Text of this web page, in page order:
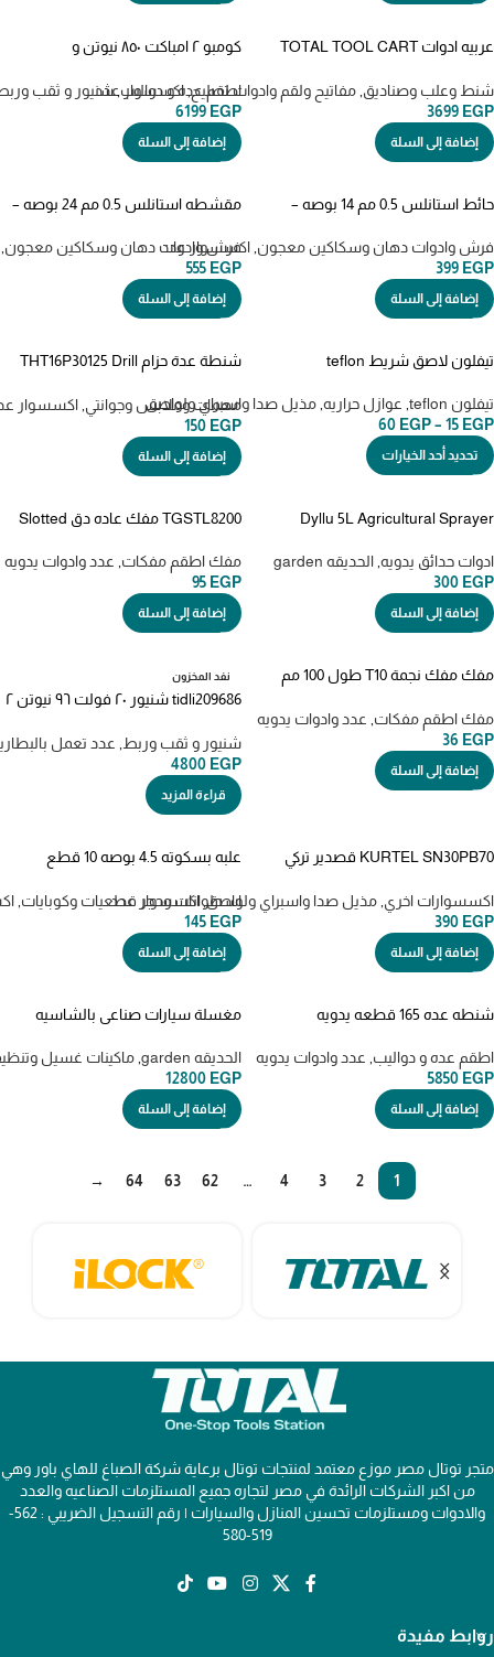
عربيه ادوات TOTAL TOOL CART
شنط وعلب وصناديق مفاتيح ولقم وادوات تصليح,اكسسوار عدد
3699 EGP
إضافة إلى السلة
كومبو ٢ امباكت ٨٥٠ نيوتن و
TOSLI260285
اطقم عده و دواليب,شنيور و ثقب
6199 EGP
إضافة إلى السلة
حائط استانلس 0.5 مم 14 بوصه –
فرش وادوات دهان وسكاكين معجون اكسسوار عدد
399 EGP
إضافة إلى السلة
مقشطه استانلس 0.5 مم 24 بوصه –
فرش وادوات دهان وسكاكين معجون
555 EGP
إضافة إلى السلة
تيفلون لاصق شريط teflon
تيفلون teflon عوازل حراريه مذيل صدا واسبراي ولواصق
15 EGP
–
60 EGP
تحديد أحد الخيارات
شنطة عدة حزام THT16P30125 Drill
مهمات وملابس وجوانتي اكسسوار
150 EGP
إضافة إلى السلة
Dyllu 5L Agricultural Sprayer
Efficient Plant Care & Outdoor Us
ادوات حدائق يدويه,الحديقه garden
300 EGP
إضافة إلى السلة
TGSTL8200 مفك عاده دق Slotted
200mm
مفك اطقم مفكات, عدد وادوات يدويه
95 EGP
إضافة إلى السلة
مفك مفك نجمة T10 طول 100 مم
مفك اطقم مفكات عدد وادوات يدويه
36 EGP
إضافة إلى السلة
نفد المخزون
tidli209686 شنيور ٢٠ فولت ٩٦ نيوتن ٢
شنيور و ثقب وربط
عدد تعمل
4800 EGP
قراءة المزيد
KURTEL SN30PB70 قصدير تركي
اكسسوارات اخري مذيل صدا واسبراي ولواصق,اكسسوار عدد
390 EGP
إضافة إلى السلة
علبه بسكوته 4.5 بوصه 10 قطع
اسطوانات وحجر قطعيات وكوبايات
145 EGP
إضافة إلى السلة
شنطه عده 165 قطعه يدويه
اطقم عده و دواليب عدد وادوات يدويه
5850 EGP
إضافة إلى السلة
مغسلة سيارات صناعي بالشاسيه
الحديقه garden
ماكينات غسيل
12800 EGP
إضافة إلى السلة
1
2
3
4
…
62
63
64
→
متجر توتال مصر موزع معتمد لمنتجات توتال برعاية شركة الصباغ للهاي باور وهي
من اكبر الشركات الرائدة في مصر لتجاره جميع المستلزمات الصناعيه والعدد
والادوات ومستلزمات تحسين المنازل والسيارات | رقم التسجيل الضريبي : 562-
519-580
روابط مفيدة